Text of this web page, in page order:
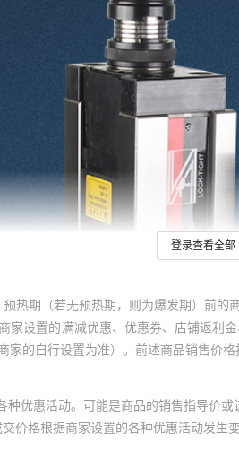
登录查看全部
热期（若无预热期，则为爆发期）前
设置的满减优惠、优惠券、店铺返
的自行设置为准）。前述商品销售价
优惠活动。可能是商品的销售指导价或
格根据商家设置的各种优惠活动发生